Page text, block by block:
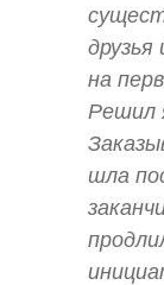
на
Решил
шла